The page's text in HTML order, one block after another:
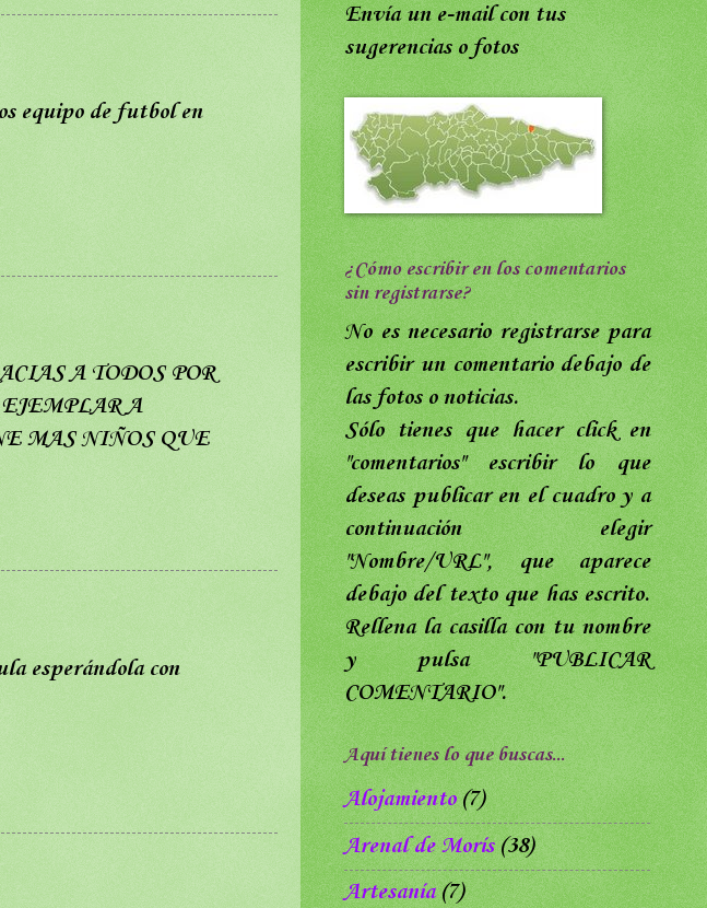
equipo de futbol en
A TODOS POR
A
MAS NIÑOS QUE
esperándola con
Envía un e-mail con tus
sugerencias o fotos
¿Cómo escribir en los comentarios
sin registrarse?
No es necesario registrarse para
escribir un comentario debajo de
las fotos o noticias.
Sólo tienes que hacer click en
"comentarios"escribir lo que
deseas publicar en el cuadro y a
continuación elegir
"Nombre/URL",que aparece
debajo del texto que has escrito.
Rellena la casilla con tu nombre
y pulsa"PUBLICAR
COMENTARIO".
Aquí tienes lo que buscas...
Alojamiento (7)
Arenal de Morís (38)
Artesanía (7)